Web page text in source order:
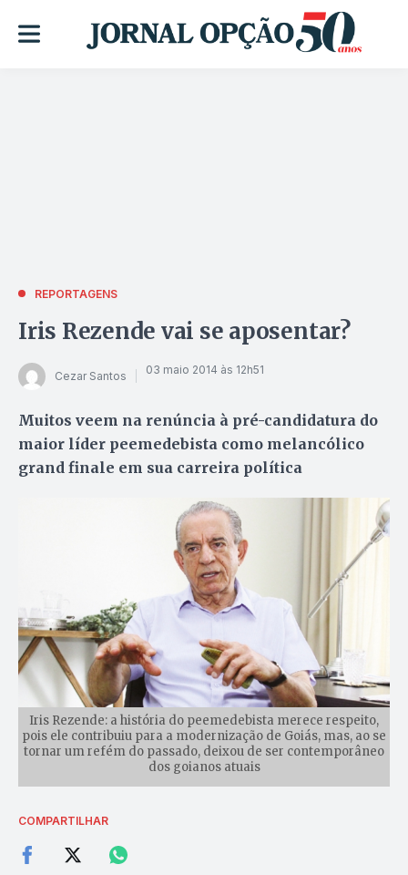
REPORTAGENS
Iris Rezende vai se aposentar?
Cezar Santos 03 maio 2014 às 12h51
Muitos veem na renúncia à pré-candidatura do
maior líder peemedebista como melancólico
grand finale em sua carreira política
Iris Rezende: a história do peemedebista merece respeito,
pois ele contribuiu para a modernização de Goiás, mas, ao se
tornar um refém do passado, deixou de ser contemporâneo
dos goianos atuais
COMPARTILHAR